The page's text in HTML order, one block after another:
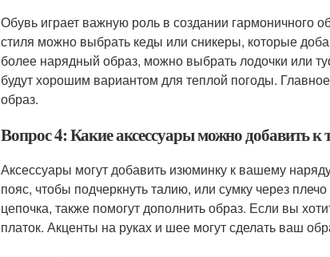
Обувь играет важную роль в создании гармоничного
стиля можно выбрать кеды или сникеры, которые
более нарядный образ, можно выбрать лодочки или
будут хорошим вариантом для теплой погоды.
образ.
Вопрос 4: Какие аксессуары можно добавить к
Аксессуары могут добавить изюминку к вашему
пояс, чтобы подчеркнуть талию, или сумку через
цепочка, также помогут дополнить образ. Если вы
платок. Акценты на руках и шее могут сделать ваш